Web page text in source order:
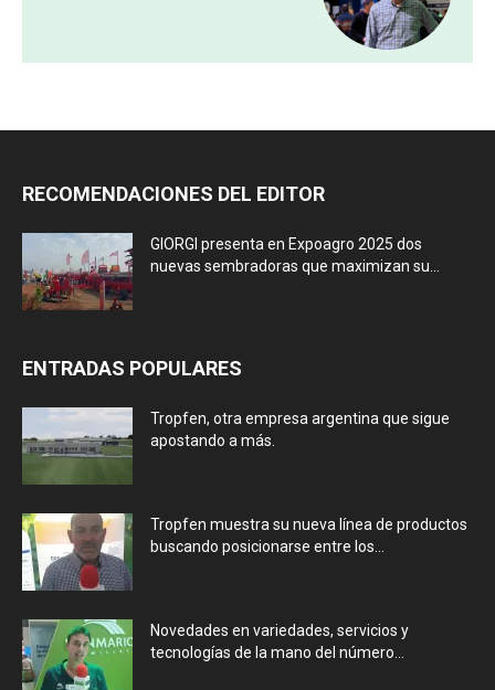
RECOMENDACIONES DEL EDITOR
GIORGI presenta en Expoagro 2025 dos
nuevas sembradoras que maximizan su...
ENTRADAS POPULARES
Tropfen, otra empresa argentina que sigue
apostando a más.
Tropfen muestra su nueva línea de productos
buscando posicionarse entre los...
Novedades en variedades, servicios y
tecnologías de la mano del número...